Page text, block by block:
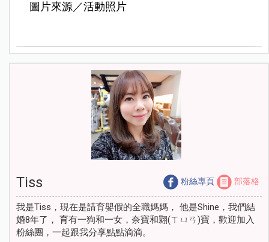
圖片來源／活動照片
Tiss 粉絲專頁 部落格
我是Tiss，現在是請育嬰假的全職媽媽， 他是Shine，我們結
婚8年了， 育有一狗和一女，奈寶和翾(ㄒㄩㄢ)寶，歡迎加入
粉絲團，一起跟我分享點點滴滴。